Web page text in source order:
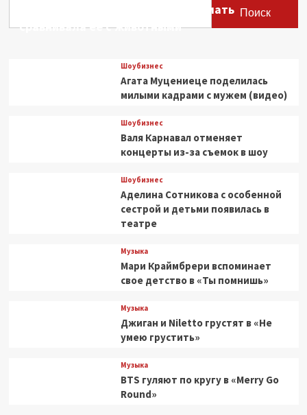
Поиск
Этери Тутберидзе заявила, что мать
сравнивала ее с животными
Шоубизнес
Агата Муцениеце поделилась
милыми кадрами с мужем (видео)
Шоубизнес
Валя Карнавал отменяет
концерты из-за съемок в шоу
Шоубизнес
Аделина Сотникова с особенной
сестрой и детьми появилась в
театре
Музыка
Мари Краймбрери вспоминает
свое детство в «Ты помнишь»
Музыка
Джиган и Niletto грустят в «Не
умею грустить»
Музыка
BTS гуляют по кругу в «Merry Go
Round»